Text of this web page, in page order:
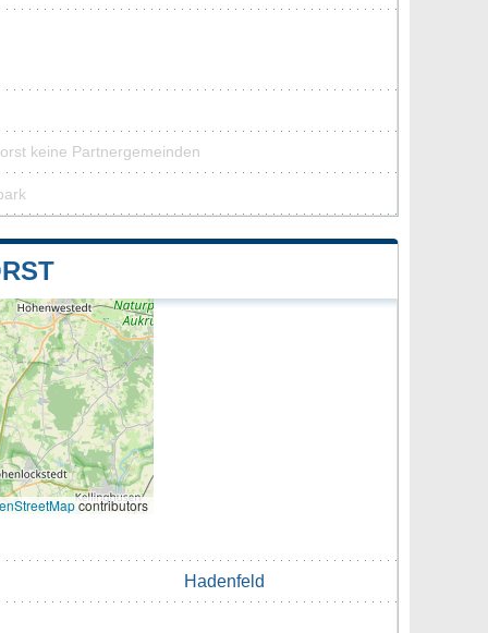
keine Partnergemeinden
contributors
Hadenfeld